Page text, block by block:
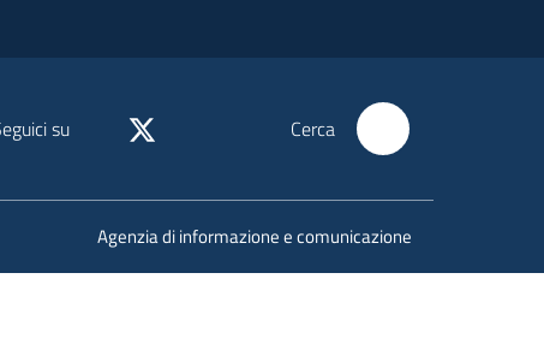
su Cerca
Agenzia di informazione e comunicazione